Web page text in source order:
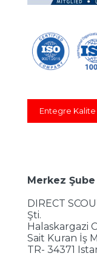
Entegre Kalite
Merkez Şube
DIRECT
Şti.
Halaskargazi
Sait Kuran İş
TR- 34371